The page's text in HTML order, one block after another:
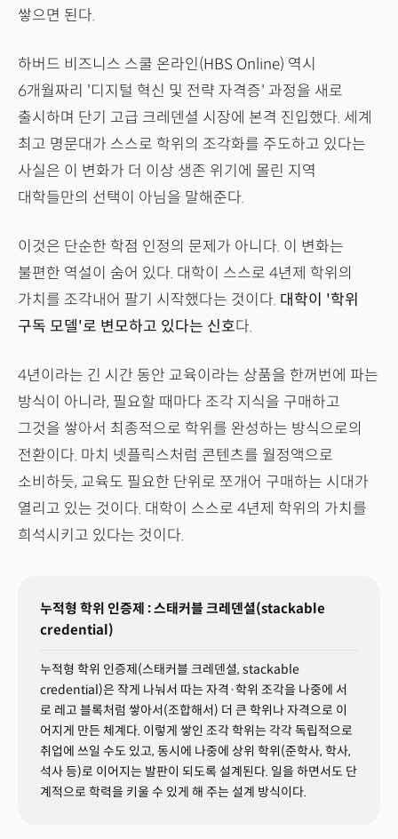
쌓으면 된다.
하버드 비즈니스 스쿨 온라인(HBS Online) 역시
6개월짜리 '디지털 혁신 및 전략 자격증' 과정을 새로
출시하며 단기 고급 크레덴셜 시장에 본격 진입했다. 세계
최고 명문대가 스스로 학위의 조각화를 주도하고 있다는
사실은 이 변화가 더 이상 생존 위기에 몰린 지역
대학들만의 선택이 아님을 말해준다.
이것은 단순한 학점 인정의 문제가 아니다. 이 변화는
불편한 역설이 숨어 있다. 대학이 스스로 4년제 학위의
가치를 조각내어 팔기 시작했다는 것이다. 대학이 '학위
구독 모델'로 변모하고 있다는 신호다.
4년이라는 긴 시간 동안 교육이라는 상품을 한꺼번에 파는
방식이 아니라, 필요할 때마다 조각 지식을 구매하고
그것을 쌓아서 최종적으로 학위를 완성하는 방식으로의
전환이다. 마치 넷플릭스처럼 콘텐츠를 월정액으로
소비하듯, 교육도 필요한 단위로 쪼개어 구매하는 시대가
열리고 있는 것이다. 대학이 스스로 4년제 학위의 가치를
희석시키고 있다는 것이다.
누적형 학위 인증제 : 스태커블 크레덴셜(stackable
credential)
누적형 학위 인증제(스태커블 크레덴셜, stackable
credential)은 작게 나눠서 따는 자격·학위 조각을 나중에 서
로 레고 블록처럼 쌓아서(조합해서) 더 큰 학위나 자격으로 이
어지게 만든 체계다. 이렇게 쌓인 조각 학위는 각각 독립적으로
취업에 쓰일 수도 있고, 동시에 나중에 상위 학위(준학사, 학사,
석사 등)로 이어지는 발판이 되도록 설계된다. 일을 하면서도 단
계적으로 학력을 키울 수 있게 해 주는 설계 방식이다.